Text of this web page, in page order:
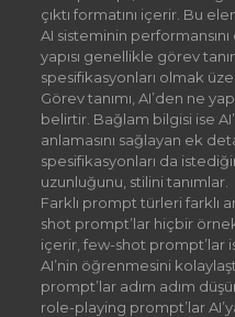
çıktı formatını içerir. Bu
AI sisteminin
yapısı genellikle görev
spesifikasyonları olmak
Görev tanımı, AI’den ne
belirtir. Bağlam bilgisi ise
anlamasını sağlayan ek
spesifikasyonları da
uzunluğunu, stilini tanımlar.
Farklı prompt türleri farklı
shot prompt’lar hiçbir
içerir, few-shot
AI’nin öğrenmesini
prompt’lar adım adım
role-playing prompt’lar